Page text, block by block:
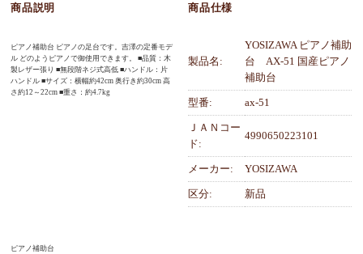
商品説明
ピアノ補助台 ピアノの足台です。吉澤の定番モデ
ル どのようピアノで御使用できます。 ■品質：木
製レザー張り ■無段階ネジ式高低 ■ハンドル：片
ハンドル ■サイズ：横幅約42cm 奥行き約30cm 高
さ約12～22cm ■重さ：約4.7kg
商品仕様
製品名:
YOSIZAWA ピアノ補助
台 AX-51 国産ピアノ
補助台
型番: ax-51
ＪＡＮコー
ド:
4990650223101
メーカー: YOSIZAWA
区分: 新品
ピアノ補助台